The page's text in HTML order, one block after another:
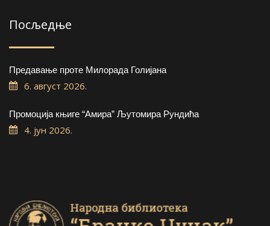
Посљедње
Предавање проте Милорада Голијана
6. август 2026.
Промоција књиге “Амира” Љутомира Рундића
4. јун 2026.